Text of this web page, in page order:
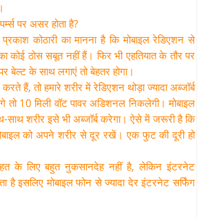
पर असर होता है?
कोठारी का मानना है कि मोबाइल रेडिएशन से
कोई ठोस सबूत नहीं हैं। फिर भी एहतियात के तौर पर
बेल्ट के साथ लगाएं तो बेहतर होगा।
हैं, तो हमारे शरीर में रेडिएशन थोड़ा ज्यादा अब्जॉर्ब
10 मिली वॉट पावर अडिशनल निकलेगी। मोबाइल
साथ शरीर इसे भी अब्जॉर्ब करेगा। ऐसे में जरूरी है कि
को अपने शरीर से दूर रखें। एक फुट की दूरी हो
के लिए बहुत नुकसानदेह नहीं है, लेकिन इंटरनेट
है इसलिए मोबाइल फोन से ज्यादा देर इंटरनेट सर्फिंग